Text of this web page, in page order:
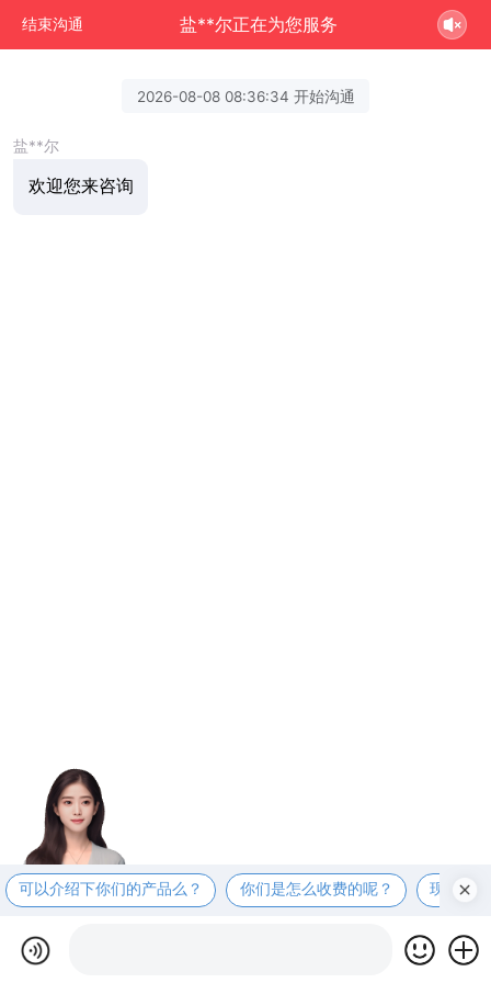
结束沟通 盐**尔正在为您服务
2026-08-08 08:36:34 开始沟通
盐**尔
欢迎您来咨询
可以介绍下你们的产品么？ 你们是怎么收费的呢？ 现在有